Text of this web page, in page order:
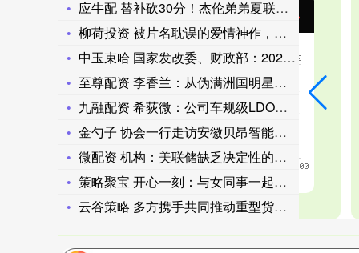
应牛配 替补砍30分！杰伦弟弟夏联抢镜，老鹰力克绿军
柳荷投资 被片名耽误的爱情神作，准到离谱，据说看完电影的情侣
中玉束哈 国家发改委、财政部：2026至2028年新疆棉花目
至尊配资 李香兰：从伪满洲国明星到生死审判，一张纸改写命运
九融配资 希荻微：公司车规级LDO稳压芯片已向国内多家头部客
金勺子 协会一行走访安徽贝昂智能科技，共探产业发展新机遇
微配资 机构：美联储缺乏决定性的利率行动 短期或利好新兴市场
策略聚宝 开心一刻：与女同事一起野外拣蘑菇，问她：你感觉蘑菇
云谷策略 多方携手共同推动重型货车电动化在港高效发展
沪深300 4678.83 27.52 0.59%